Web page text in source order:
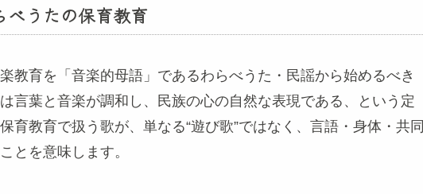
べうたの保育教育
教育を「音楽的母語」であるわらべうた・民謡から始めるべき
言葉と音楽が調和し、民族の心の自然な表現である、という定
育教育で扱う歌が、単なる“遊び歌”ではなく、言語・身体・共同
とを意味します。